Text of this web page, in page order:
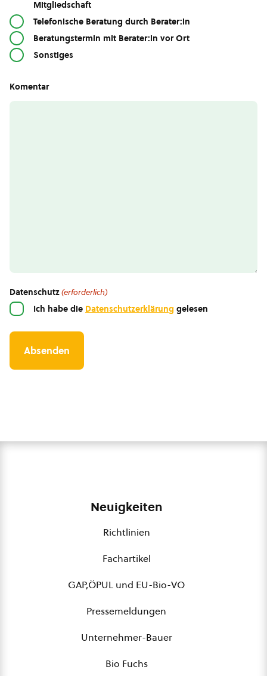
Mitgliedschaft
Telefonische Beratung durch Berater:in
Beratungstermin mit Berater:in vor Ort
Sonstiges
Komentar
Datenschutz(erforderlich)
Ich habe die Datenschutzerklärung gelesen
Neuigkeiten
Richtlinien
Fachartikel
GAP,ÖPUL und EU-Bio-VO
Pressemeldungen
Unternehmer-Bauer
Bio Fuchs